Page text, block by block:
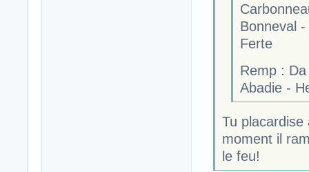
Bonneval
Ferte
Remp :
Abadie -
Tu
moment il
le feu!